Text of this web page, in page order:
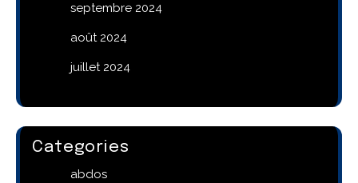
septembre 2024
août 2024
juillet 2024
Categories
abdos